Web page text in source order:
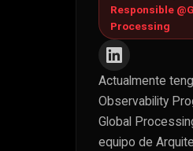
Responsible
Processing
Actualmente
Observability
Global
equipo de